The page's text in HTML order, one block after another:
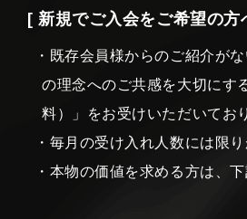
[ 新規でご入会をご希望の方
・既存会員様からのご紹介が
の理念へのご共感を大切にす
料）」をお受けいただいてお
・毎月の受け入れ人数には限り
・本物の価値を求める方は、